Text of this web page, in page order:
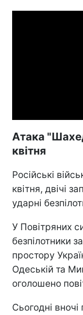
Атака
квітня
Російські
квітня, двічі
ударні
У Повітряних
безпілотники
простору
Одеській та
оголошено
Сьогодні вночі